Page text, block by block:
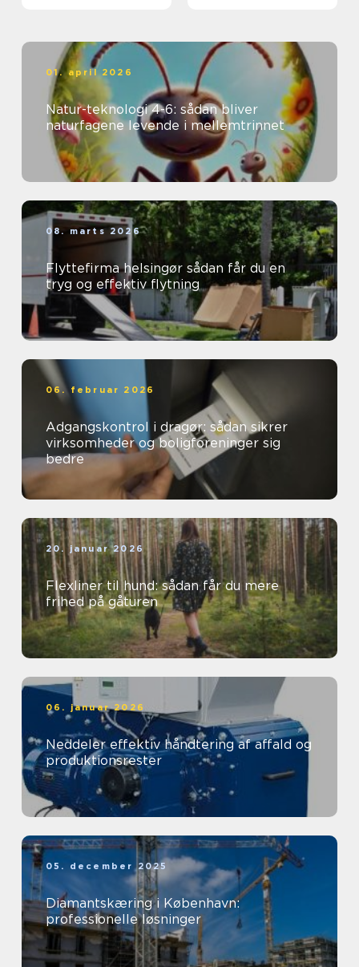
01. april 2026
Natur-teknologi 4-6: sådan bliver
naturfagene levende i mellemtrinnet
08. marts 2026
Flyttefirma helsingør sådan får du en
tryg og effektiv flytning
06. februar 2026
Adgangskontrol i dragør: sådan sikrer
virksomheder og boligforeninger sig
bedre
20. januar 2026
Flexliner til hund: sådan får du mere
frihed på gåturen
06. januar 2026
Neddeler effektiv håndtering af affald og
produktionsrester
05. december 2025
Diamantskæring i København:
professionelle løsninger